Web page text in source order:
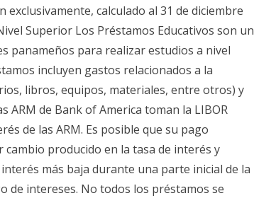
calculado al 31 de diciembre
Superior Los Préstamos Educativos son un
panameños para realizar estudios a nivel
incluyen gastos relacionados a la
libros, equipos, materiales, entre otros) y
ARM de Bank of America toman la LIBOR
de las ARM. Es posible que su pago
producido en la tasa de interés y
más baja durante una parte inicial de la
de intereses. No todos los préstamos se